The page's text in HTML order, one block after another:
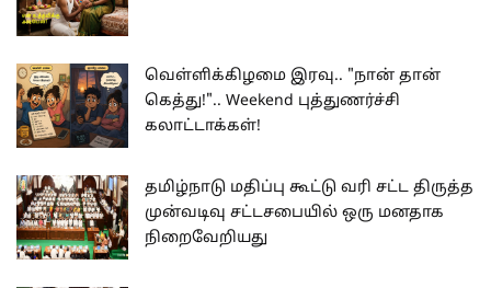
வெள்ளிக்கிழமை இரவு.. "நான் தான்
கெத்து!".. Weekend புத்துணர்ச்சி
கலாட்டாக்கள்!
தமிழ்நாடு மதிப்பு கூட்டு வரி சட்ட திருத்த
முன்வடிவு சட்டசபையில் ஒரு மனதாக
நிறைவேறியது